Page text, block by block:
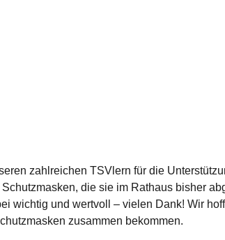
zahlreichen TSVlern für die
die sie im Rathaus bisher
wichtig und wertvoll – vielen Dank! Wir
zusammen bekommen.